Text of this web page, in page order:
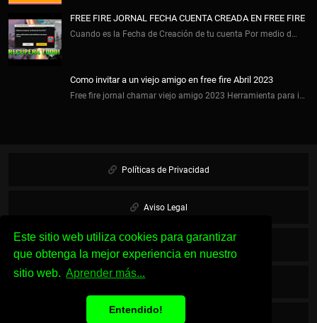
Este sitio web utiliza cookies para garantizar
que obtenga la mejor experiencia en nuestro
sitio web. Aprender más...
Entendido!
FREE FIRE JORNAL FECHA CUENTA CREADA EN FREE FIRE
Cuando es la Fecha de Creación de tu cuenta Por medio d…
Como invitar a un viejo amigo en free fire Abril 2023
Free fire jornal chamar viejo amigo 2023 Herramienta para i…
Políticas de Privacidad
Aviso Legal
Cookies